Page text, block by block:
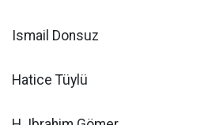
Ismail Donsuz
Hatice Tüylü